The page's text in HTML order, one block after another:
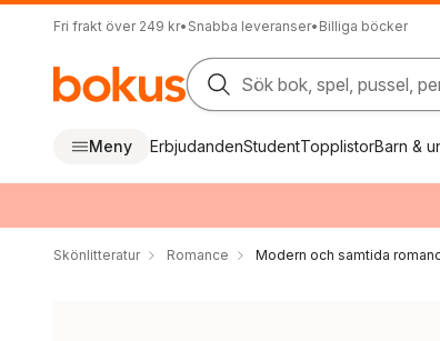
Fri frakt över 249 kr• Snabba leveranser• Billiga böcker
Sök bok, spel, pussel,
Meny ErbjudandenStudentTopplistorBarn &
Skönlitteratur Romance Modern och samtida